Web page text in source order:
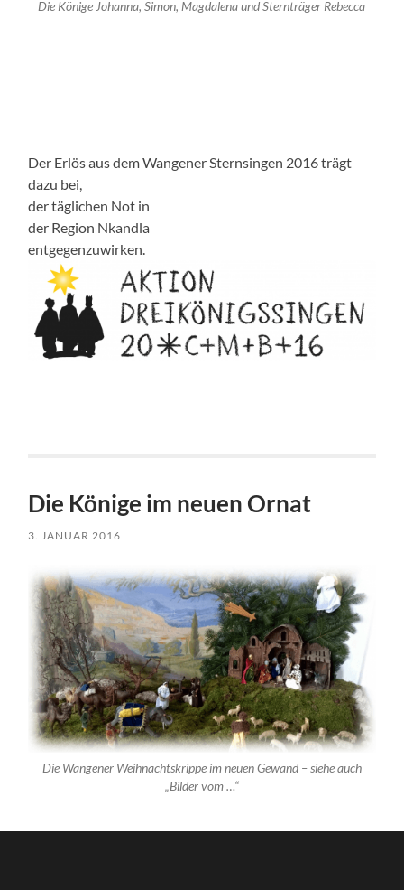
Die Könige Johanna, Simon, Magdalena und Sternträger Rebecca
Der Erlös aus dem Wangener Sternsingen 2016 trägt
dazu bei,
der täglichen Not in
der Region Nkandla
entgegenzuwirken.
Die Könige im neuen Ornat
3. JANUAR 2016
Die Wangener Weihnachtskrippe im neuen Gewand – siehe auch
„Bilder vom …“